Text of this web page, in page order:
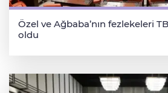
Özel ve Ağbaba’nın fezlekeleri
oldu